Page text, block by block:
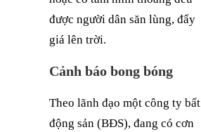
được người dân săn lùng, đẩy
giá lên trời.
Cảnh báo bong bóng
Theo lãnh đạo một công ty bất
động sản (BĐS), đang có cơn